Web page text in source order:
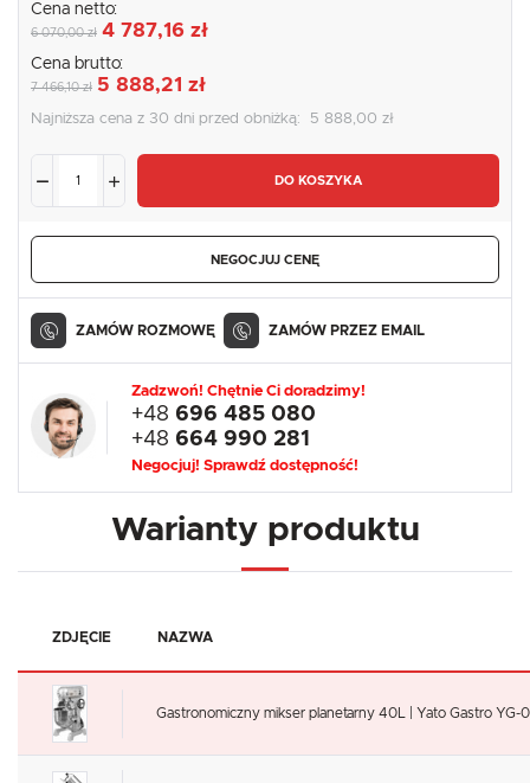
Cena netto:
6 070,00 zł 4 787,16 zł
Cena brutto:
7 466,10 zł 5 888,21 zł
Najniższa cena z 30 dni przed obniżką: 5 888,00 zł
DO KOSZYKA
NEGOCJUJ CENĘ
ZAMÓW ROZMOWĘ ZAMÓW PRZEZ EMAIL
Zadzwoń! Chętnie Ci doradzimy!
+48 696 485 080
+48 664 990 281
Negocjuj! Sprawdź dostępność!
Warianty produktu
ZDJĘCIE NAZWA
Gastronomiczny mikser planetarny 40L | Yato Gastro YG-